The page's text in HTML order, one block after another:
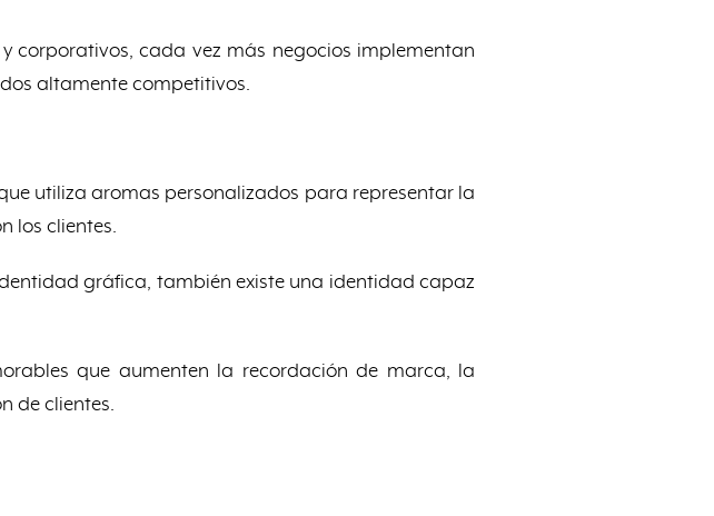
corporativos, cada vez más negocios implementan
altamente competitivos.
utiliza aromas personalizados para representar la
los clientes.
gráfica, también existe una identidad capaz
que aumenten la recordación de marca, la
de clientes.